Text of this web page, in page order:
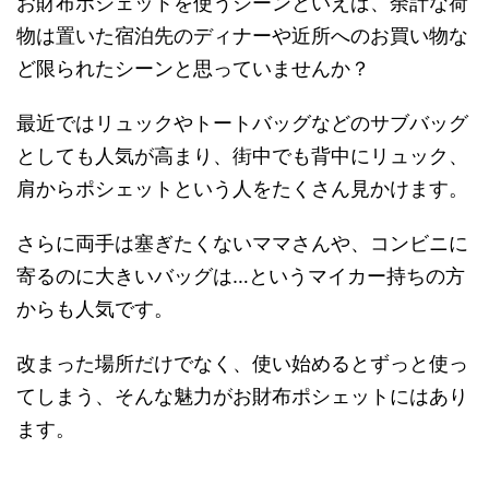
物は置いた宿泊先のディナーや近所へのお買い物な
ど限られたシーンと思っていませんか？
最近ではリュックやトートバッグなどのサブバッグ
としても人気が高まり、街中でも背中にリュック、
肩からポシェットという人をたくさん見かけます。
さらに両手は塞ぎたくないママさんや、コンビニに
寄るのに大きいバッグは…というマイカー持ちの方
からも人気です。
改まった場所だけでなく、使い始めるとずっと使っ
てしまう、そんな魅力がお財布ポシェットにはあり
ます。